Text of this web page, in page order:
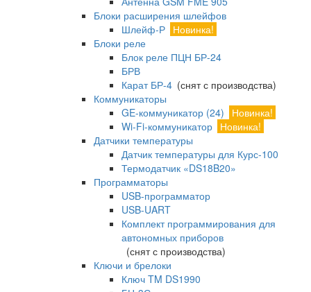
Блоки расширения шлейфов
Шлейф-Р Новинка!
Блоки реле
Блок реле ПЦН БР-24
БРВ
Карат БР-4 (снят с производства)
Коммуникаторы
GE-коммуникатор (24)
Новинка!
Wi-Fi-коммуникатор Новинка!
Датчики температуры
Датчик температуры для Курс-100
Термодатчик «DS18B20»
Программаторы
USB-программатор
USB-UART
Комплект программирования для
автономных приборов
(снят с производства)
Ключи и брелоки
Ключ TM DS1990